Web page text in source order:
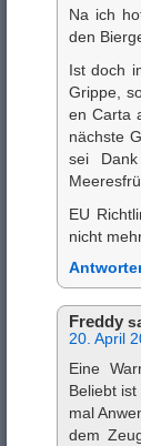
Na ich
den
Ist doch
Grippe,
en Carta
nächste
sei
EU
nicht
Freddy
20. April
Eine
Beliebt
mal
dem